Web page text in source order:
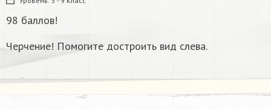
98 баллов!
Черчение! Помогите достроить вид слева.